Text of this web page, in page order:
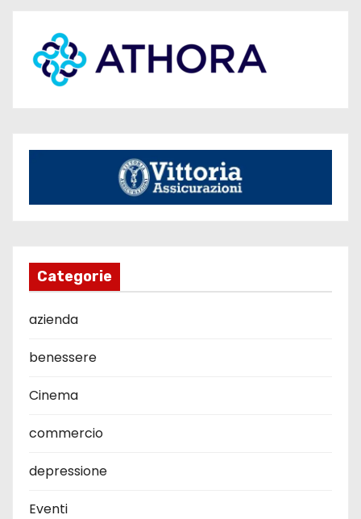
Categorie
azienda
benessere
Cinema
commercio
depressione
Eventi